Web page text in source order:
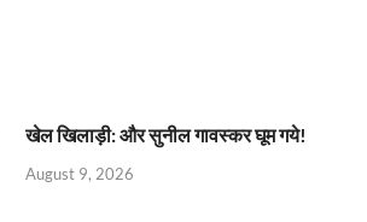
खेल खिलाड़ी: और सुनील गावस्कर घूम गये!
August 9, 2026